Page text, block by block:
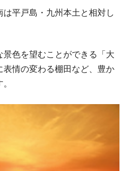
平戸島・九州本土と相対し
色を望むことができる「大
表情の変わる棚田など、豊か